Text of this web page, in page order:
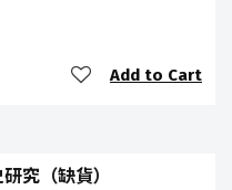
Add to Cart
究（缺貨）